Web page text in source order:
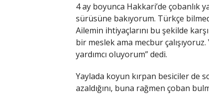
4 ay boyunca Hakkari’de çobanlık
sürüsüne bakıyorum. Türkçe
Ailemin ihtiyaçlarını bu şekilde
bir meslek ama mecbur
yardımcı oluyorum” dedi.
Yaylada koyun kırpan besiciler de
azaldığını, buna rağmen çoban